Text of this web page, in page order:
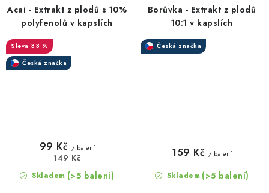
Acai - Extrakt z plodů s 10%
polyfenolů v kapslích
33 %
Česká značka
Skladem (>5 balení)
99 Kč / balení
149 Kč
Borůvka - Extrakt z plodů
10:1 v kapslích
Česká značka
Skladem (>5 balení)
159 Kč / balení